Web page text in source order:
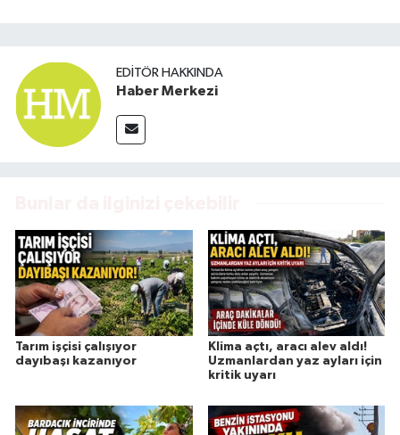
EDITÖR HAKKINDA
Haber Merkezi
Tarım işçisi çalışıyor
dayıbaşı kazanıyor
Klima açtı, aracı alev aldı!
Uzmanlardan yaz ayları için
kritik uyarı